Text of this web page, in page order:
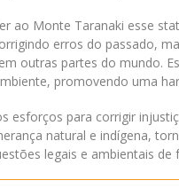
ao Monte Taranaki esse
erros do passado,
outras partes do mundo.
promovendo uma
esforços para corrigir
natural e indígena,
legais e ambientais de